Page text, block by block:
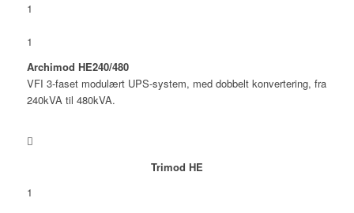
1
1
Archimod HE240/480
VFI 3-faset modulært UPS-system, med dobbelt konvertering, fra
240kVA til 480kVA.
Trimod HE
1